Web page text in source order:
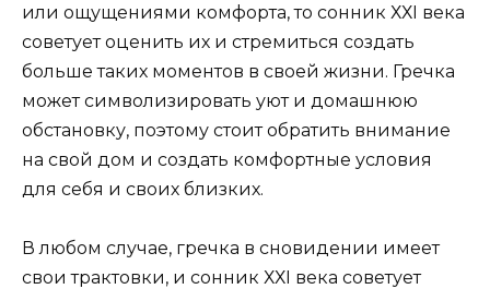
или ощущениями комфорта, то сонник ХХI века
советует оценить их и стремиться создать
больше таких моментов в своей жизни. Гречка
может символизировать уют и домашнюю
обстановку, поэтому стоит обратить внимание
на свой дом и создать комфортные условия
для себя и своих близких.
В любом случае, гречка в сновидении имеет
свои трактовки, и сонник ХХI века советует